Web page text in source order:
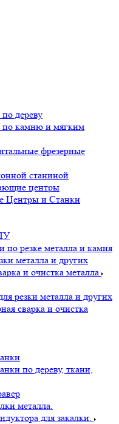
дереву
камню и мягким
фрезерные
станиной
центры
Центры и Станки
по резке металла и камня
металла и других
и очистка металла
резки металла и других
сварка и очистка
по дереву, ткани,
металла.
для закалки.